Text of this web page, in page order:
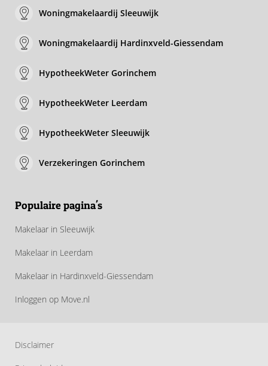
Woningmakelaardij Sleeuwijk
Woningmakelaardij Hardinxveld-Giessendam
HypotheekWeter Gorinchem
HypotheekWeter Leerdam
HypotheekWeter Sleeuwijk
Verzekeringen Gorinchem
Populaire pagina's
Makelaar in Sleeuwijk
Makelaar in Leerdam
Makelaar in Hardinxveld-Giessendam
Inloggen op Move.nl
Disclaimer